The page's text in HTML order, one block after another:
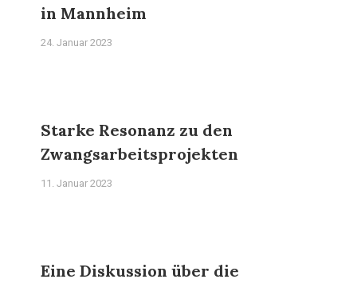
in Mannheim
24. Januar 2023
Starke Resonanz zu den
Zwangsarbeitsprojekten
11. Januar 2023
Eine Diskussion über die